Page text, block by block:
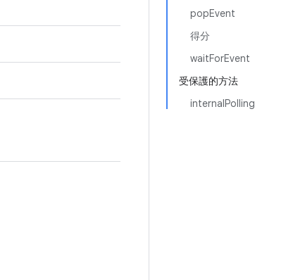
popEvent
得分
waitForEvent
受保護的方法
internalPolling